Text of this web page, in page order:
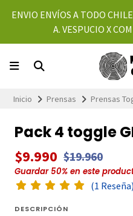
ENVIO ENVÍOS A TODO
A. VESPUCIO X
Inicio Prensas Prensas
Pack 4 toggle
$9.990 $19.960
Guardar50% en este
(1 Reseña)
DESCRIPCIÓN